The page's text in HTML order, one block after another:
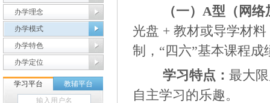
办学理念
办学模式
办学特色
办学定位
（一）A型（网
光盘 + 教材或导学材
制，“四六”基本课程成
学习特点： 最大
自主学习的乐趣。